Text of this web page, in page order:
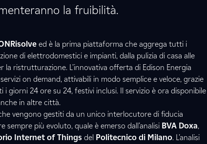
la fruibilità.
ed è la prima piattaforma che aggrega tutti i
di elettrodomestici e impianti, dalla pulizia di casa alle
la ristrutturazione. L’innovativa offerta di Edison Energia
on demand, attivabili in modo semplice e veloce, grazie
giorni 24 ore su 24, festivi inclusi. Il servizio è ora disponibile
in altre città.
vengono gestiti da un unico interlocutore di fiducia
più evoluto, quale è emerso dall’analisi BVA Doxa,
Internet of Things del Politecnico di Milano. L’analisi